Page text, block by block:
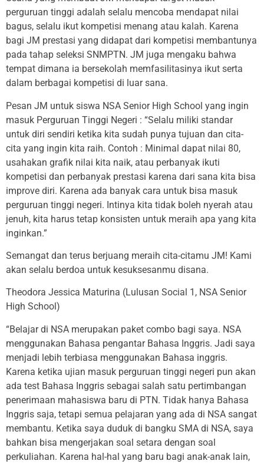
perguruan tinggi adalah selalu mencoba mendapat nilai
bagus, selalu ikut kompetisi menang atau kalah. Karena
bagi JM prestasi yang didapat dari kompetisi membantunya
pada tahap seleksi SNMPTN. JM juga mengaku bahwa
tempat dimana ia bersekolah memfasilitasinya ikut serta
dalam berbagai kompetisi di luar sana.
Pesan JM untuk siswa NSA Senior High School yang ingin
masuk Perguruan Tinggi Negeri : “Selalu miliki standar
untuk diri sendiri ketika kita sudah punya tujuan dan cita-
cita yang ingin kita raih. Contoh : Minimal dapat nilai 80,
usahakan grafik nilai kita naik, atau perbanyak ikuti
kompetisi dan perbanyak prestasi karena dari sana kita bisa
improve diri. Karena ada banyak cara untuk bisa masuk
perguruan tinggi negeri. Intinya kita tidak boleh nyerah atau
jenuh, kita harus tetap konsisten untuk meraih apa yang kita
inginkan.”
Semangat dan terus berjuang meraih cita-citamu JM! Kami
akan selalu berdoa untuk kesuksesanmu disana.
Theodora Jessica Maturina (Lulusan Social 1, NSA Senior
High School)
“Belajar di NSA merupakan paket combo bagi saya. NSA
menggunakan Bahasa pengantar Bahasa Inggris. Jadi saya
menjadi lebih terbiasa menggunakan Bahasa inggris.
Karena ketika ujian masuk perguruan tinggi negeri pun akan
ada test Bahasa Inggris sebagai salah satu pertimbangan
penerimaan mahasiswa baru di PTN. Tidak hanya Bahasa
Inggris saja, tetapi semua pelajaran yang ada di NSA sangat
membantu. Ketika saya duduk di bangku SMA di NSA, saya
bahkan bisa mengerjakan soal setara dengan soal
perkuliahan. Karena hal-hal yang baru bagi anak-anak lain,